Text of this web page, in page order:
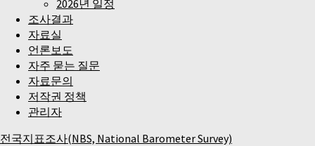
2026년 일정
조사결과
자료실
언론보도
자주 묻는 질문
자료문의
저작권 정책
관리자
전국지표조사(NBS, National Barometer Survey)